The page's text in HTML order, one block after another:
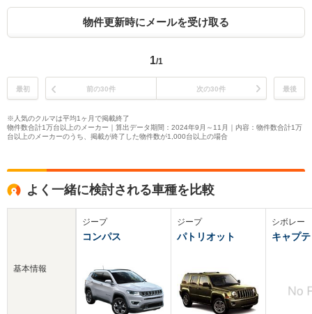
スマートキー オート
進抑制機能
物件更新時にメールを受け取る
1/1
最初 前の30件 次の30件 最後
※人気のクルマは平均1ヶ月で掲載終了
物件数合計1万台以上のメーカー｜算出データ期間：2024年9月～11月｜内容：物件数合計1万
台以上のメーカーのうち、掲載が終了した物件数が1,000台以上の場合
よく一緒に検討される車種を比較
基本情報
ジープ
コンパス
ジープ
パトリオット
シボレー
キャプ